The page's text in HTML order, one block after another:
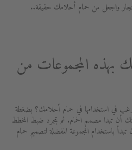
واجعل من حمام أحلامك حقيقة..
بهذه المجموعات من
في استخدامها في حمام أحلامك؟ بضغطة
أن تبدا مصمم الحمام. ثم بمجرد ضبط المخطط
باستخدام المجموعة المفضلة لتصميم حمام